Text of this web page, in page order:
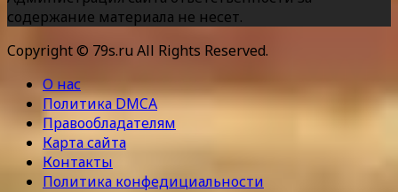
содержание материала не несет.
Copyright © 79s.ru All Rights Reserved.
О нас
Политика DMCA
Правообладателям
Карта сайта
Контакты
Политика конфедициальности